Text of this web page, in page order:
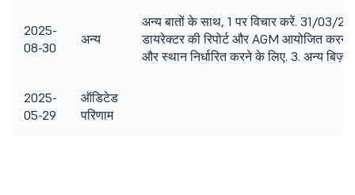
2025-
08-30
अन्य
अन्य बातों के साथ, 1 पर विचार करें. 31/03/
डायरेक्टर की रिपोर्ट और AGM आयोजित
और स्थान निर्धारित करने के लिए. 3. अन्य
2025-
05-29
ऑडिटेड
परिणाम